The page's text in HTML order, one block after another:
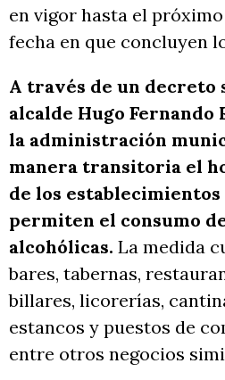
en vigor hasta el próximo
fecha en que concluyen
A través de un decreto
alcalde Hugo Fernando
la administración
manera transitoria el
de los
permiten el consumo
alcohólicas. La medida
bares, tabernas,
billares, licorerías,
estancos y puestos de
entre otros negocios